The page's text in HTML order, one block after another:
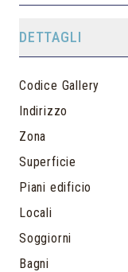
DETTAGLI
Codice Gallery
Indirizzo
Zona
Superficie
Piani edificio
Locali
Soggiorni
Bagni